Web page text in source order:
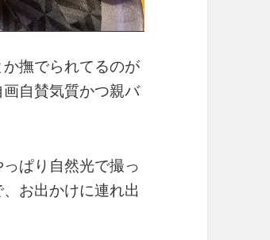
撫でられてるのが
自賛気質かつ親バ
ぱり自然光で撮っ
お出かけに連れ出